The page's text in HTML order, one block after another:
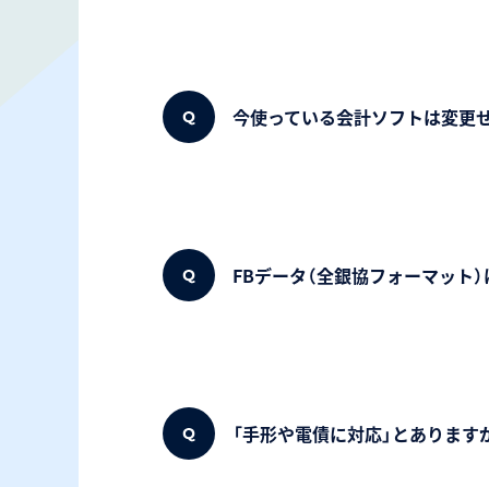
今使っている会計ソフトは変更
FBデータ（全銀協フォーマット
「手形や電債に対応」とありま